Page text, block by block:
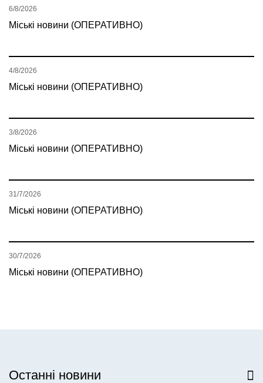
Міські новини (ОПЕРАТИВНО)
6/8/2026
Міські новини (ОПЕРАТИВНО)
4/8/2026
Міські новини (ОПЕРАТИВНО)
3/8/2026
Міські новини (ОПЕРАТИВНО)
31/7/2026
Міські новини (ОПЕРАТИВНО)
30/7/2026
Останні новини